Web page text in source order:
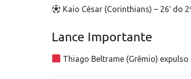
Kaio César (Corinthians) – 26′ do
Lance Importante
Thiago Beltrame (Grêmio)